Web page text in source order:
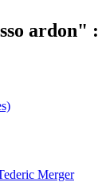
ardon" :
Merger